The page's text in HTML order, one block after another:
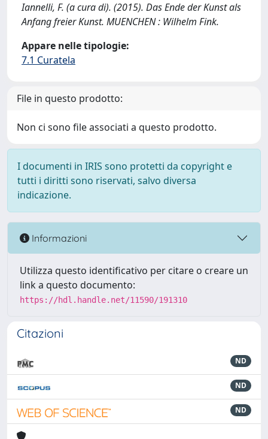
Iannelli, F. (a cura di). (2015). Das Ende der Kunst als
Anfang freier Kunst. MUENCHEN : Wilhelm Fink.
Appare nelle tipologie:
7.1 Curatela
File in questo prodotto:
Non ci sono file associati a questo prodotto.
I documenti in IRIS sono protetti da copyright e
tutti i diritti sono riservati, salvo diversa
indicazione.
Informazioni
Utilizza questo identificativo per citare o creare un
link a questo documento:
https://hdl.handle.net/11590/191310
Citazioni
ND
ND
ND